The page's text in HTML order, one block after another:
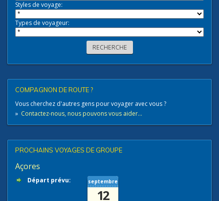
Styles de voyage:
Types de voyageur:
COMPAGNON DE ROUTE ?
Vous cherchez d'autres gens pour voyager avec vous ?
» Contactez-nous, nous pouvons vous aider...
PROCHAINS VOYAGES DE GROUPE
Açores
Départ prévu: septembre
12